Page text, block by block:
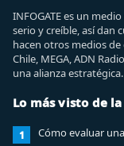
INFOGATE es un
serio y creíble, así dan
hacen otros medios de
Chile, MEGA, ADN
una alianza estratégica.
Lo más visto de
1 Cómo evaluar